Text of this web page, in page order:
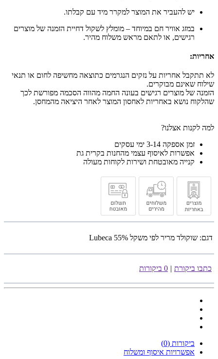
יש להעביר את המוצר למקרר מיד עם קבלתו.
במזג אוויר חם במיוחד – מומלץ לשקול דחיית הזמנה של מוצרים
רגישים, או לתאם מראש משלוח מהיר.
אחריות:
לא תתקבל אחריות על נזקים הנגרמים כתוצאה מחשיפה לחום או תנאי
שילוח שאינם מבוקרים.
הזמנה של מוצרים רגישים בעונה החמה מהווה הסכמה מפורשת לכך
שהלקוח נושא באחריות לאחסון המוצר לאחר היציאה מהמחסן.
למה לקנות אצלנו?
זמן אספקה 3-14 ימי עסקים
אפשרות לאיסוף עצמי מהחנות בקרית גת
קנייה מאובטחת ושירות לקוחות מעולה
דגם: שוקולד מריר לפי משקל 55% Lubeca
כתבו ביקורת | 0 ביקורות
ביקורות (0)
אפשרויות איסוף ומשלוח